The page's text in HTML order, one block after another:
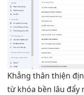
Khẳng thân thiện
từ khóa bền lâu đẩy